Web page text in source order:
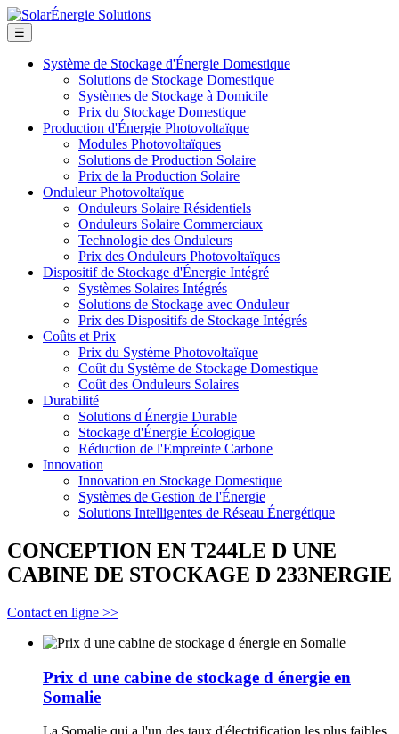
☰
Système de Stockage d'Énergie Domestique
Solutions de Stockage Domestique
Systèmes de Stockage à Domicile
Prix du Stockage Domestique
Production d'Énergie Photovoltaïque
Modules Photovoltaïques
Solutions de Production Solaire
Prix de la Production Solaire
Onduleur Photovoltaïque
Onduleurs Solaire Résidentiels
Onduleurs Solaire Commerciaux
Technologie des Onduleurs
Prix des Onduleurs Photovoltaïques
Dispositif de Stockage d'Énergie Intégré
Systèmes Solaires Intégrés
Solutions de Stockage avec Onduleur
Prix des Dispositifs de Stockage Intégrés
Coûts et Prix
Prix du Système Photovoltaïque
Coût du Système de Stockage Domestique
Coût des Onduleurs Solaires
Durabilité
Solutions d'Énergie Durable
Stockage d'Énergie Écologique
Réduction de l'Empreinte Carbone
Innovation
Innovation en Stockage Domestique
Systèmes de Gestion de l'Énergie
Solutions Intelligentes de Réseau Énergétique
CONCEPTION EN T244LE D UNE
CABINE DE STOCKAGE D 233NERGIE
Contact en ligne >>
Prix d une cabine de stockage d énergie en
Somalie